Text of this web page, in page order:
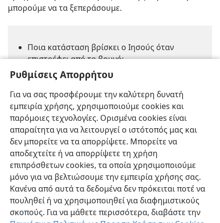
Ρυθμίσεις Απορρήτου
Για να σας προσφέρουμε την καλύτερη δυνατή
εμπειρία χρήσης, χρησιμοποιούμε cookies και
παρόμοιες τεχνολογίες. Ορισμένα cookies είναι
απαραίτητα για να λειτουργεί ο ιστότοπός μας και
δεν μπορείτε να τα απορρίψετε. Μπορείτε να
αποδεχτείτε ή να απορρίψετε τη χρήση
επιπρόσθετων cookies, τα οποία χρησιμοποιούμε
μόνο για να βελτιώσουμε την εμπειρία χρήσης σας.
Κανένα από αυτά τα δεδομένα δεν πρόκειται ποτέ να
πουληθεί ή να χρησιμοποιηθεί για διαφημιστικούς
σκοπούς. Για να μάθετε περισσότερα, διαβάστε την
μπορούμε να τα ξεπεράσουμε.
Ποια κατάσταση βρίσκει ο Ιησούς όταν
επιστρέφει από το βουνό;
Γιατί δεν κατάφεραν οι μαθητές να εκβάλουν
τον δαίμονα από το παιδί;
Πόση δύναμη μπορεί να έχει η πίστη μας;
Ελληνική Κοινή Χρήση Προτιμήσεις
Copyright © 2026 Watch Tower Bible and Tract Society of Pennsylvania
Όροι Χρήσης Πολιτική Απορρήτου
Ρυθμίσεις Απορρήτου
JW.ORG
Σύνδεση